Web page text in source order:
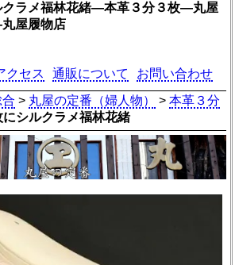
クラメ福林花緒―本革３分３枚―丸屋
屋履物店
クセス 通販について
お問い合わせ
> 丸屋の定番（婦人物） >本革３分
シルクラメ福林花緒